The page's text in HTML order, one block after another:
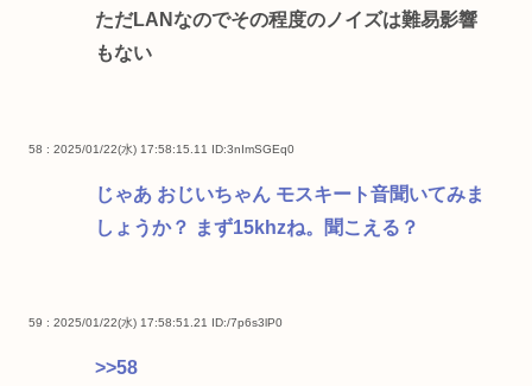
ただLANなのでその程度のノイズは難易影響
もない
58 : 2025/01/22(水) 17:58:15.11 ID:3nImSGEq0
じゃあ おじいちゃん モスキート音聞いてみま
しょうか？ まず15khzね。聞こえる？
59 : 2025/01/22(水) 17:58:51.21 ID:/7p6s3lP0
>>58